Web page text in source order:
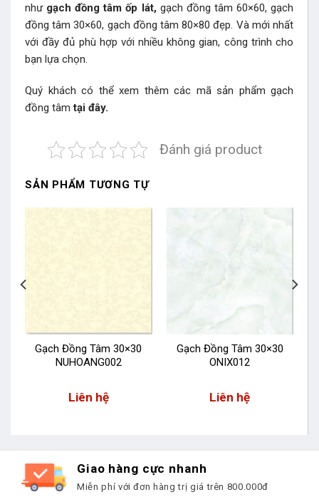
như gạch đồng tâm ốp lát, gạch đồng tâm 60×60, gạch
đồng tâm 30×60, gạch đồng tâm 80×80 đẹp. Và mới nhất
với đầy đủ phù hợp với nhiều không gian, công trình cho
bạn lựa chọn.
Quý khách có thể xem thêm các mã sản phẩm gạch
đồng tâmtại đây.
Đánh giá product
SẢN PHẨM TƯƠNG TỰ
Gạch Đồng Tâm 30×30
NUHOANG002
Liên hệ
Gạch Đồng Tâm 30×30
ONIX012
Liên hệ
Giao hàng cực nhanh
Miễn phí với đơn hàng trị giá trên 800.000đ